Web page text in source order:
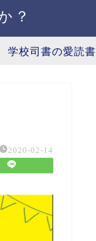
？
学校司書の愛読書
2020-02-14